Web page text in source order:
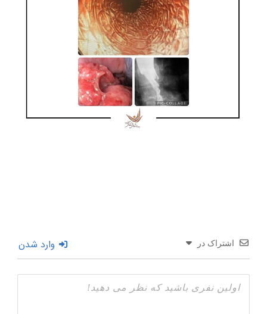
اشتراک در وارد شدن